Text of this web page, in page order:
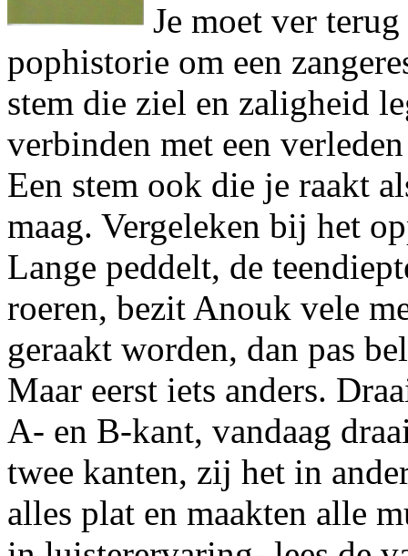
Je moet ver
pophistorie om een
stem die ziel en zaligheid
verbinden met een
Een stem ook die je raakt
maag. Vergeleken bij het
Lange peddelt, de
roeren, bezit Anouk vele
geraakt worden, dan pas
Maar eerst iets anders.
A- en B-kant, vandaag
twee kanten, zij het in
alles plat en maakten alle